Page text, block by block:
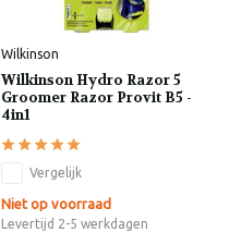
Wilkinson
Wilkinson Hydro Razor 5
Groomer Razor Provit B5 -
4in1
Vergelijk
Niet op voorraad
Levertijd 2-5 werkdagen